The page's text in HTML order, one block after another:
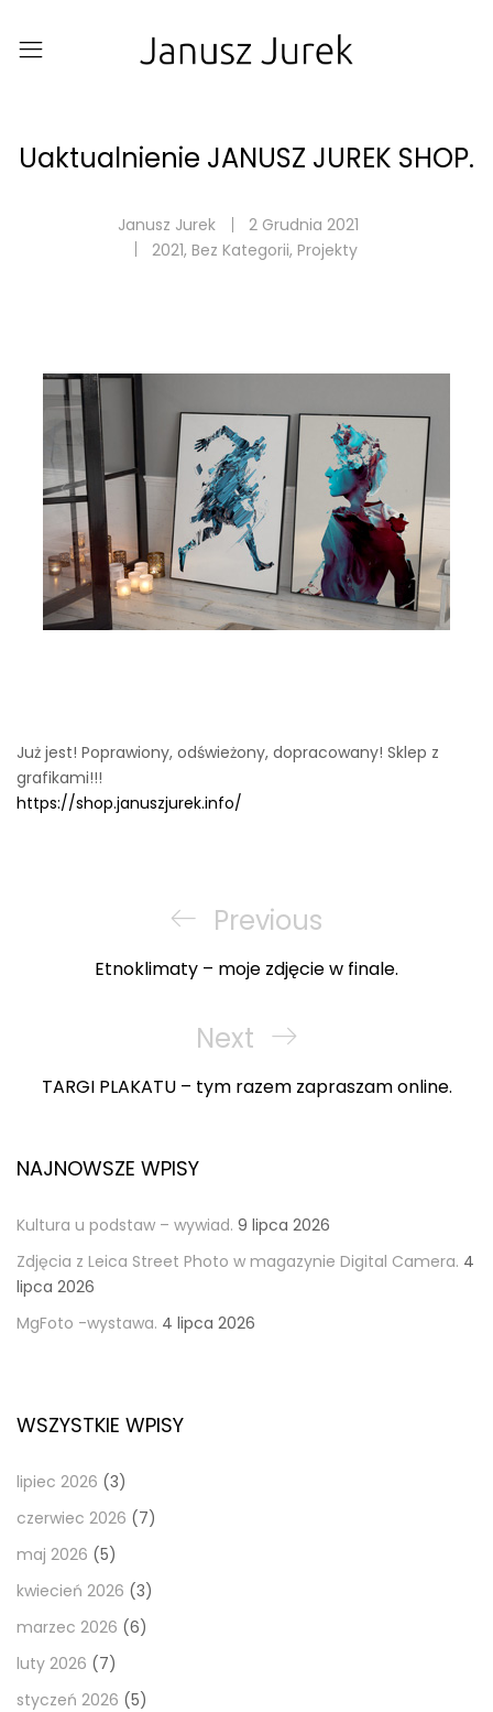
Uaktualnienie JANUSZ JUREK SHOP.
Janusz Jurek
2 Grudnia 2021
2021, Bez Kategorii, Projekty
Już jest! Poprawiony, odświeżony, dopracowany! Sklep z
grafikami!!!
https://shop.januszjurek.info/
Previous
Post
Previous
Etnoklimaty – moje zdjęcie w finale.
Next
Post
Next
TARGI PLAKATU – tym razem zapraszam online.
NAJNOWSZE WPISY
Kultura u podstaw – wywiad. 9 lipca 2026
Zdjęcia z Leica Street Photo w magazynie Digital Camera. 4
lipca 2026
MgFoto -wystawa. 4 lipca 2026
WSZYSTKIE WPISY
lipiec 2026 (3)
czerwiec 2026 (7)
maj 2026 (5)
kwiecień 2026 (3)
marzec 2026 (6)
luty 2026 (7)
styczeń 2026 (5)